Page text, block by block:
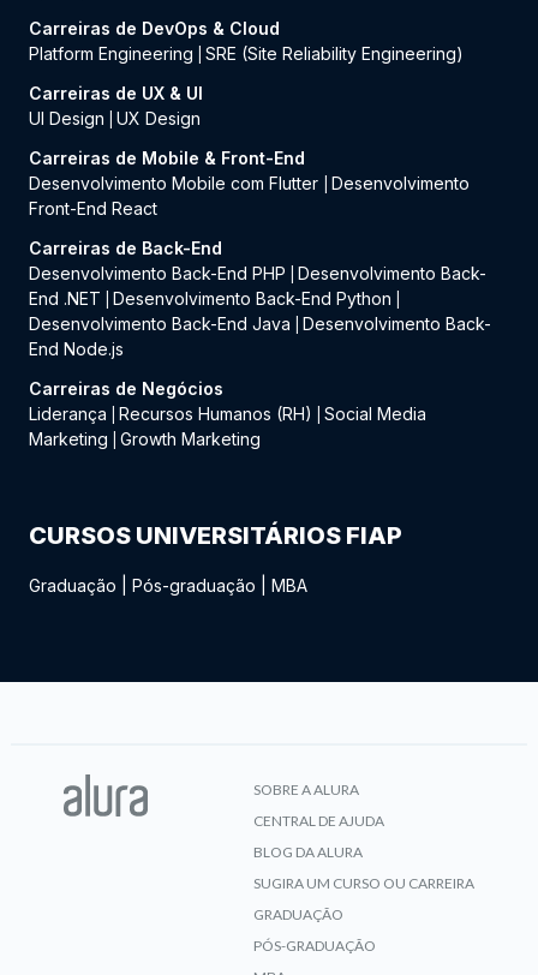
Carreiras de DevOps & Cloud
Platform Engineering
SRE (Site Reliability Engineering)
Carreiras de UX & UI
UI Design
UX Design
Carreiras de Mobile & Front-End
Desenvolvimento Mobile com Flutter
Desenvolvimento
Front-End React
Carreiras de Back-End
Desenvolvimento Back-End PHP
Desenvolvimento Back-
End .NET
Desenvolvimento Back-End Python
Desenvolvimento Back-End Java
Desenvolvimento Back-
End Node.js
Carreiras de Negócios
Liderança
Recursos Humanos (RH)
Social Media
Marketing
Growth Marketing
CURSOS UNIVERSITÁRIOS FIAP
Graduação Pós-graduação MBA
SOBRE A ALURA
CENTRAL DE AJUDA
BLOG DA ALURA
SUGIRA UM CURSO OU CARREIRA
GRADUAÇÃO
PÓS-GRADUAÇÃO